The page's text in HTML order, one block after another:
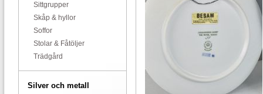
Sittgrupper
Skåp & hyllor
Soffor
Stolar & Fåtöljer
Trädgård
Silver och metall